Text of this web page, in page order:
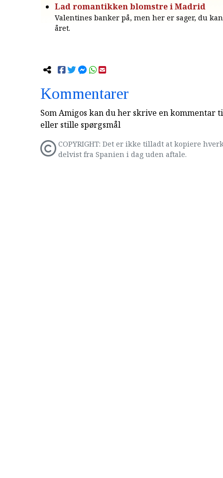
Lad romantikken blomstre i Madrid
Valentines banker på, men her er sager, du
året.
Kommentarer
Som Amigos kan du her skrive en kommentar
eller stille spørgsmål
COPYRIGHT: Det er ikke tilladt at kopiere
delvist fra Spanien i dag uden aftale.